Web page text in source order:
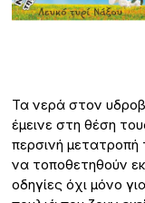
Τα νερά στον
έμεινε στη θέση
περσινή μετατροπή
να τοποθετηθούν
οδηγίες όχι μόνο